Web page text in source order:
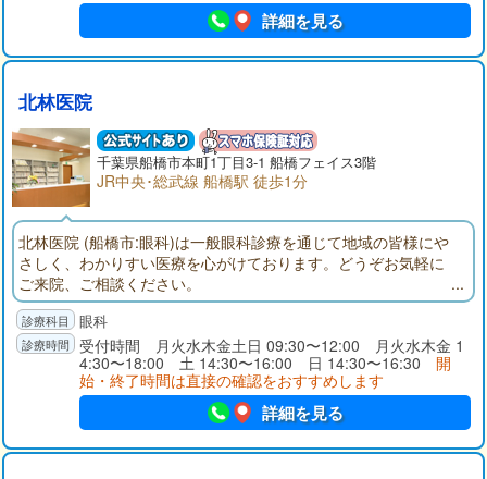
詳細を見る
北林医院
千葉県船橋市本町1丁目3-1 船橋フェイス3階
JR中央･総武線 船橋駅 徒歩1分
北林医院 (船橋市:眼科)は一般眼科診療を通じて地域の皆様にや
さしく、わかりすい医療を心がけております。どうぞお気軽に
ご来院、ご相談ください。
眼科
受付時間 月火水木金土日 09:30〜12:00 月火水木金 1
4:30〜18:00 土 14:30〜16:00 日 14:30〜16:30 開
始・終了時間は直接の確認をおすすめします
詳細を見る